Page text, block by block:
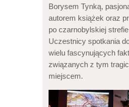
Borysem Tynką,
autorem książek oraz
po czarnobylskiej
Uczestnicy spotkania
wielu fascynujących
związanych z tym
miejscem.